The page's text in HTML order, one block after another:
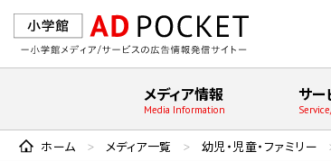
メディア情報
Media Information
サー
ホーム > メディア一覧 > 幼児・児童・ファミリー